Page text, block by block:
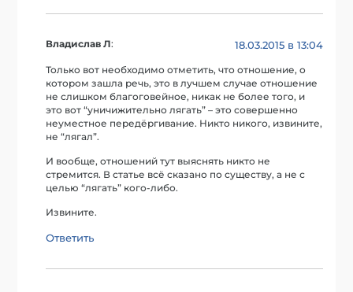
Владислав Л: 18.03.2015 в 13:04
Только вот необходимо отметить, что отношение, о
котором зашла речь, это в лучшем случае отношение
не слишком благоговейное, никак не более того, и
это вот “уничижительно лягать” – это совершенно
неуместное передёргивание. Никто никого, извините,
не “лягал”.
И вообще, отношений тут выяснять никто не
стремится. В статье всё сказано по существу, а не с
целью “лягать” кого-либо.
Извините.
Ответить